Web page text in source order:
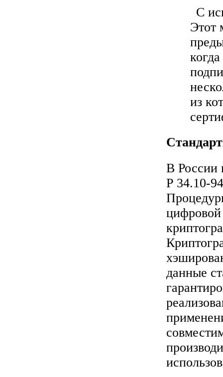
С
Этот
из
В России
Р 34.10-
цифровой
данные